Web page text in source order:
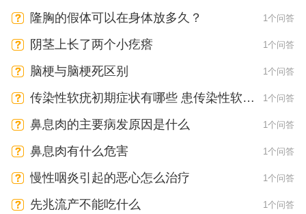
隆胸的假体可以在身体放多久？ 1个问答
阴茎上长了两个小疙瘩 1个问答
脑梗与脑梗死区别 1个问答
传染性软疣初期症状有哪些 患传染性软疣
会有疼痛感吗
1个问答
鼻息肉的主要病发原因是什么 1个问答
鼻息肉有什么危害 1个问答
慢性咽炎引起的恶心怎么治疗 1个问答
先兆流产不能吃什么 1个问答